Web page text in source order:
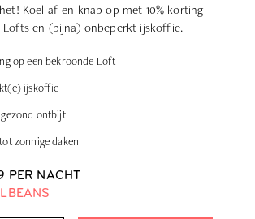
Koel af en knap op met 10% korting
en (bijna) onbeperkt ijskoffie.
op een bekroonde Loft
ijskoffie
ontbijt
zonnige daken
PER NACHT